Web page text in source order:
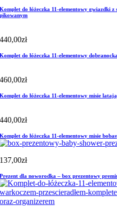
Komplet do łóżeczka 11-elementowy gwiazdki
pikowanym
440,00zł
Komplet do łóżeczka 11-elementowy
460,00zł
Komplet do łóżeczka 11-elementowy misie
440,00zł
Komplet do łóżeczka 11-elementowy misie
137,00zł
Prezent dla noworodka – box prezentowy